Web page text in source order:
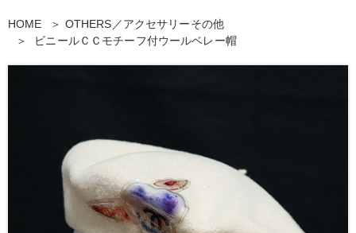
HOME
OTHERS／アクセサリーその他
ビニールＣＣモチーフ付ウールベレー帽